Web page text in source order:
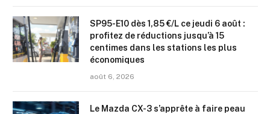
SP95-E10 dès 1,85 €/L ce jeudi 6 août :
profitez de réductions jusqu’à 15
centimes dans les stations les plus
économiques
août 6, 2026
Le Mazda CX-3 s’apprête à faire peau